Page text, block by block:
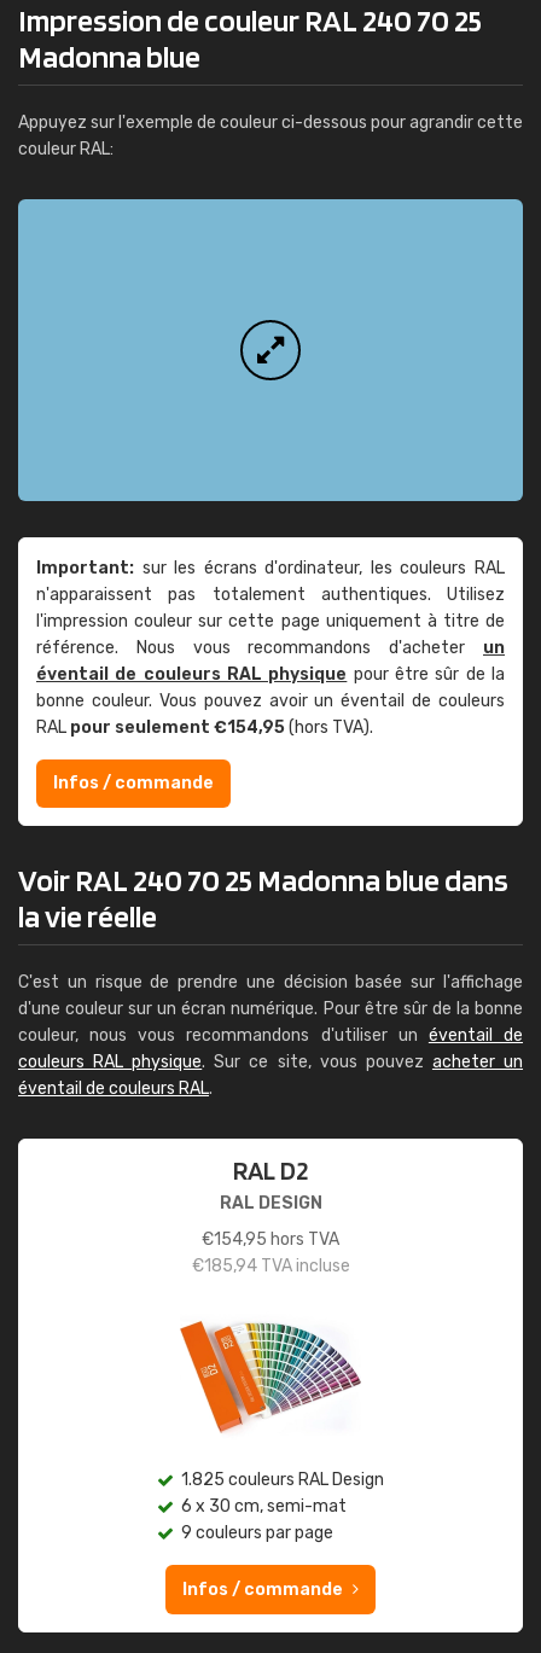
Impression de couleur RAL 240 70 25
Madonna blue
Appuyez sur l'exemple de couleur ci-dessous pour agrandir cette
couleur RAL:
Important: sur les écrans d'ordinateur, les couleurs RAL
n'apparaissent pas totalement authentiques. Utilisez
l'impression couleur sur cette page uniquement à titre de
référence. Nous vous recommandons d'acheter un
éventail de couleurs RAL physique pour être sûr de la
bonne couleur. Vous pouvez avoir un éventail de couleurs
RAL pour seulement €154,95(hors TVA).
Infos / commande
Voir RAL 240 70 25 Madonna blue dans
la vie réelle
C'est un risque de prendre une décision basée sur l'affichage
d'une couleur sur un écran numérique. Pour être sûr de la bonne
couleur, nous vous recommandons d'utiliser un éventail de
couleurs RAL physique. Sur ce site, vous pouvez acheter un
éventail de couleurs RAL.
RAL D2
RAL DESIGN
€154,95 hors TVA
€185,94TVA incluse
1.825 couleurs RAL Design
6 x 30 cm, semi-mat
9 couleurs par page
Infos / commande